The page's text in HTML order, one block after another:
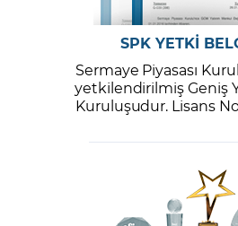
SPK YETKİ
Sermaye Piyasası
yetkilendirilmiş Geniş
Kuruluşudur. Lisans